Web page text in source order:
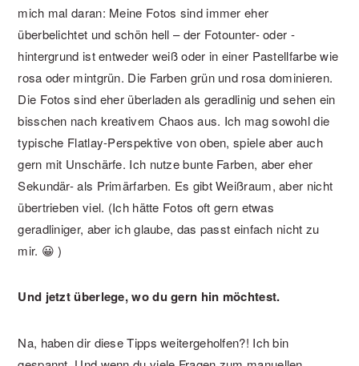
mich mal daran: Meine Fotos sind immer eher
überbelichtet und schön hell – der Fotounter- oder -
hintergrund ist entweder weiß oder in einer Pastellfarbe wie
rosa oder mintgrün. Die Farben grün und rosa dominieren.
Die Fotos sind eher überladen als geradlinig und sehen ein
bisschen nach kreativem Chaos aus. Ich mag sowohl die
typische Flatlay-Perspektive von oben, spiele aber auch
gern mit Unschärfe. Ich nutze bunte Farben, aber eher
Sekundär- als Primärfarben. Es gibt Weißraum, aber nicht
übertrieben viel. (Ich hätte Fotos oft gern etwas
geradliniger, aber ich glaube, das passt einfach nicht zu
mir. 😀 )
Und jetzt überlege, wo du gern hin möchtest.
Na, haben dir diese Tipps weitergeholfen?! Ich bin